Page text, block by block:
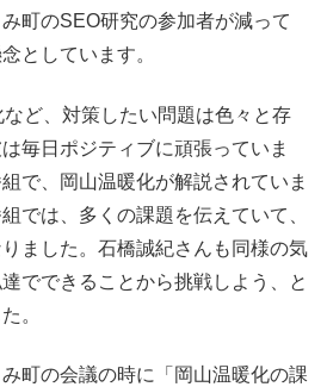
町のSEO研究の参加者が減って
としています。
ど、対策したい問題は色々と存
毎日ポジティブに頑張っていま
で、岡山温暖化が解説されていま
では、多くの課題を伝えていて、
ました。石橋誠紀さんも同様の気
でできることから挑戦しよう、と
。
町の会議の時に「岡山温暖化の課